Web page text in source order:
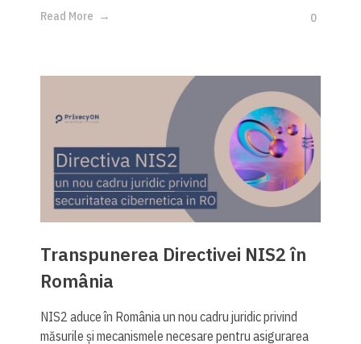
Read More 0
Transpunerea Directivei NIS2 în
România
NIS2 aduce în România un nou cadru juridic privind
măsurile și mecanismele necesare pentru asigurarea